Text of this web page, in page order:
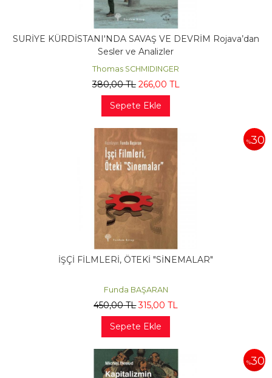
SURİYE KÜRDİSTANI'NDA SAVAŞ VE DEVRİM Rojava’dan
Sesler ve Analizler
Thomas SCHMIDINGER
380,00TL 266,00 TL
Sepete Ekle
%30
İŞÇİ FİLMLERİ, ÖTEKİ "SİNEMALAR"
Funda BAŞARAN
450,00TL 315,00 TL
Sepete Ekle
%30